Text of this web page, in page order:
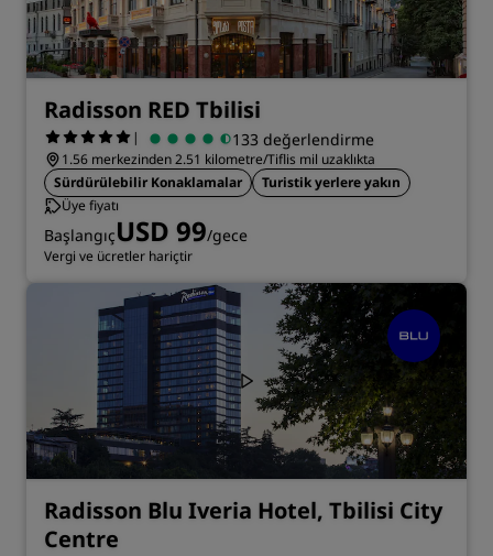
Radisson RED Tbilisi
| 133 değerlendirme
1.56 merkezinden 2.51 kilometre/Tiflis mil uzaklıkta
Sürdürülebilir Konaklamalar
Turistik yerlere yakın
Üye fiyatı
BaşlangıçUSD 99/gece
Vergi ve ücretler hariçtir
Radisson Blu Iveria Hotel, Tbilisi City
Centre